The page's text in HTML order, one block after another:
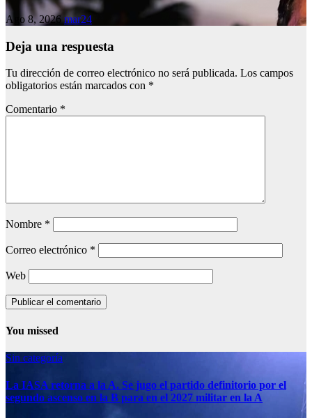
Ago 8, 2026 mar24
Deja una respuesta
Tu dirección de correo electrónico no será publicada. Los campos
obligatorios están marcados con *
Comentario *
Nombre *
Correo electrónico *
Web
You missed
Sin categoría
La IASA retorna a la A. Se jugo el partido definitorio por el
segundo ascenso en la B para en el 2027 militar en la A